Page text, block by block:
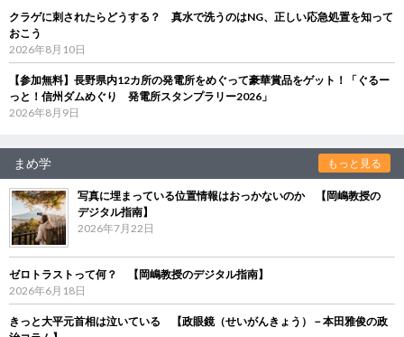
クラゲに刺されたらどうする？ 真水で洗うのはNG、正しい応急処置を知って
おこう
2026年8月10日
【参加無料】長野県内12カ所の発電所をめぐって豪華賞品をゲット！「ぐるー
っと！信州ダムめぐり 発電所スタンプラリー2026」
2026年8月9日
まめ学 もっと見る
写真に埋まっている位置情報はおっかないのか 【岡嶋教授の
デジタル指南】
2026年7月22日
ゼロトラストって何？ 【岡嶋教授のデジタル指南】
2026年6月18日
きっと大平元首相は泣いている 【政眼鏡（せいがんきょう）－本田雅俊の政